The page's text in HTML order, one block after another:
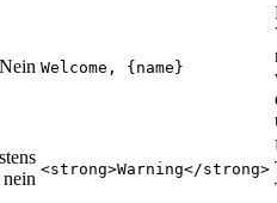
Nein Welcome, {name}
nein <strong>Warning</strong>